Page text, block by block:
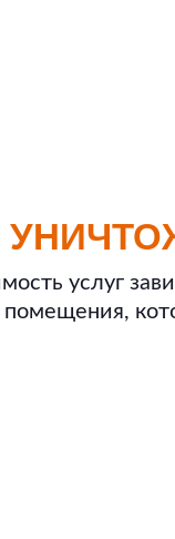
услуг
помещения,